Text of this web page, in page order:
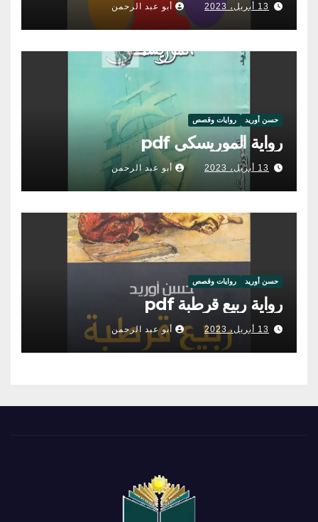
13 أبريل، 2023 أبو عبد الرحمن
حسن أوريد روايات وقصص
رواية الموريسكي pdf
13 أبريل، 2023 أبو عبد الرحمن
حسن أوريد روايات وقصص
رواية ربيع قرطبة pdf
13 أبريل، 2023 أبو عبد الرحمن